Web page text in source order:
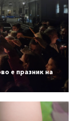
е празник на